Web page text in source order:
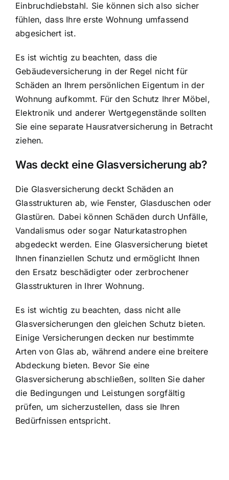
Einbruchdiebstahl. Sie können sich also sicher
fühlen, dass Ihre erste Wohnung umfassend
abgesichert ist.
Es ist wichtig zu beachten, dass die
Gebäudeversicherung in der Regel nicht für
Schäden an Ihrem persönlichen Eigentum in der
Wohnung aufkommt. Für den Schutz Ihrer Möbel,
Elektronik und anderer Wertgegenstände sollten
Sie eine separate Hausratversicherung in Betracht
ziehen.
Was deckt eine Glasversicherung ab?
Die Glasversicherung deckt Schäden an
Glasstrukturen ab, wie Fenster, Glasduschen oder
Glastüren. Dabei können Schäden durch Unfälle,
Vandalismus oder sogar Naturkatastrophen
abgedeckt werden. Eine Glasversicherung bietet
Ihnen finanziellen Schutz und ermöglicht Ihnen
den Ersatz beschädigter oder zerbrochener
Glasstrukturen in Ihrer Wohnung.
Es ist wichtig zu beachten, dass nicht alle
Glasversicherungen den gleichen Schutz bieten.
Einige Versicherungen decken nur bestimmte
Arten von Glas ab, während andere eine breitere
Abdeckung bieten. Bevor Sie eine
Glasversicherung abschließen, sollten Sie daher
die Bedingungen und Leistungen sorgfältig
prüfen, um sicherzustellen, dass sie Ihren
Bedürfnissen entspricht.